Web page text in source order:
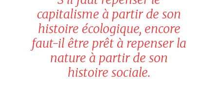
capitalisme à partir de son
histoire écologique, encore
faut-il être prêt à repenser la
nature à partir de son
histoire sociale.